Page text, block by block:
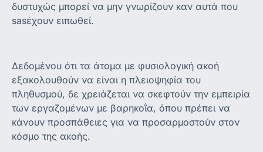
δυστυχώς μπορεί να μην γνωρίζουν καν αυτά που
sasέχουν ειπωθεί.
Δεδομένου ότι τα άτομα με φυσιολογική ακοή
εξακολουθούν να είναι η πλειοψηφία του
πληθυσμού, δε χρειάζεται να σκεφτούν την εμπειρία
των εργαζομένων με βαρηκοΐα, όπου πρέπει να
κάνουν προσπάθειες για να προσαρμοστούν στον
κόσμο της ακοής.